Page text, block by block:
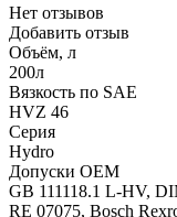
Нет отзывов
Добавить отзыв
Объём, л
200л
Вязкость по SAE
НVZ 46
Серия
Hydro
Допуски OEM
GB 111118.1 L-HV,
RE 07075, Bosch